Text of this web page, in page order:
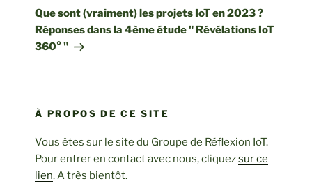
suivant
Que sont (vraiment) les projets IoT en 2023 ?
Réponses dans la 4ème étude " Révélations IoT
360° "
À PROPOS DE CE SITE
Vous êtes sur le site du Groupe de Réflexion IoT.
Pour entrer en contact avec nous, cliquezsur ce
lien. A très bientôt.